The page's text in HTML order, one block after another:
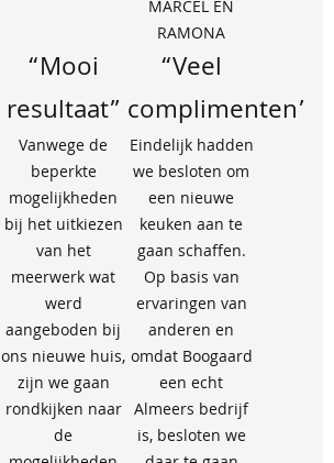
MARCEL EN
RAMONA
“Mooi
resultaat”
Vanwege de
beperkte
mogelijkheden
bij het uitkiezen
van het
meerwerk wat
werd
aangeboden bij
ons nieuwe huis,
zijn we gaan
rondkijken naar
de
“Veel
complimenten”
Eindelijk hadden
we besloten om
een nieuwe
keuken aan te
gaan schaffen.
Op basis van
ervaringen van
anderen en
omdat Boogaard
een echt
Almeers bedrijf
is, besloten we